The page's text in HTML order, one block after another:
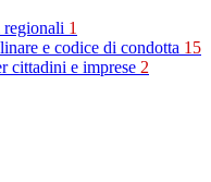
regionali 1
e codice di condotta 15
cittadini e imprese 2